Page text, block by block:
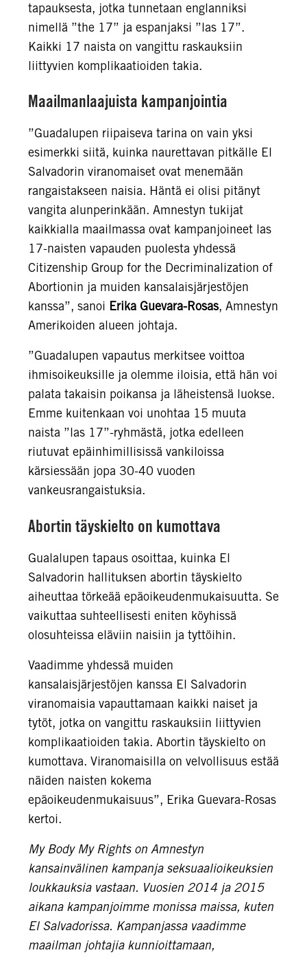
tapauksesta, jotka tunnetaan englanniksi
nimellä ”the 17” ja espanjaksi ”las 17”.
Kaikki 17 naista on vangittu raskauksiin
liittyvien komplikaatioiden takia.
Maailmanlaajuista kampanjointia
”Guadalupen riipaiseva tarina on vain yksi
esimerkki siitä, kuinka naurettavan pitkälle El
Salvadorin viranomaiset ovat menemään
rangaistakseen naisia. Häntä ei olisi pitänyt
vangita alunperinkään. Amnestyn tukijat
kaikkialla maailmassa ovat kampanjoineet las
17-naisten vapauden puolesta yhdessä
Citizenship Group for the Decriminalization of
Abortionin ja muiden kansalaisjärjestöjen
kanssa”, sanoi Erika Guevara-Rosas, Amnestyn
Amerikoiden alueen johtaja.
”Guadalupen vapautus merkitsee voittoa
ihmisoikeuksille ja olemme iloisia, että hän voi
palata takaisin poikansa ja läheistensä luokse.
Emme kuitenkaan voi unohtaa 15 muuta
naista ”las 17”-ryhmästä, jotka edelleen
riutuvat epäinhimillisissä vankiloissa
kärsiessään jopa 30-40 vuoden
vankeusrangaistuksia.
Abortin täyskielto on kumottava
Gualalupen tapaus osoittaa, kuinka El
Salvadorin hallituksen abortin täyskielto
aiheuttaa törkeää epäoikeudenmukaisuutta. Se
vaikuttaa suhteellisesti eniten köyhissä
olosuhteissa eläviin naisiin ja tyttöihin.
Vaadimme yhdessä muiden
kansalaisjärjestöjen kanssa El Salvadorin
viranomaisia vapauttamaan kaikki naiset ja
tytöt, jotka on vangittu raskauksiin liittyvien
komplikaatioiden takia. Abortin täyskielto on
kumottava. Viranomaisilla on velvollisuus estää
näiden naisten kokema
epäoikeudenmukaisuus”, Erika Guevara-Rosas
kertoi.
My Body My Rights on Amnestyn
kansainvälinen kampanja seksuaalioikeuksien
loukkauksia vastaan. Vuosien 2014 ja 2015
aikana kampanjoimme monissa maissa, kuten
El Salvadorissa. Kampanjassa vaadimme
maailman johtajia kunnioittamaan,